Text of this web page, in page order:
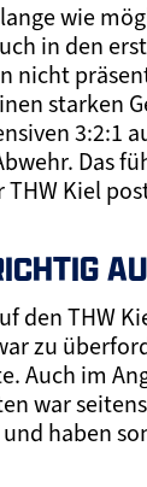
wie
in den
nicht
starken
3:2:1
Das
Kiel
den THW
zu
Auch im
war seitens
haben